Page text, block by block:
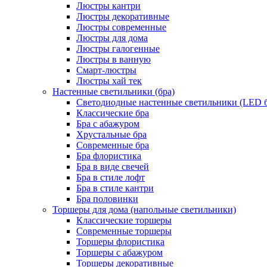
Люстры кантри
Люстры декоративные
Люстры современные
Люстры для дома
Люстры галогенные
Люстры в ванную
Смарт-люстры
Люстры хай тек
Настенные светильники (бра)
Светодиодные настенные светильники (LED
Классические бра
Бра с абажуром
Хрустальные бра
Современные бра
Бра флористика
Бра в виде свечей
Бра в стиле лофт
Бра в стиле кантри
Бра половинки
Торшеры для дома (напольные светильники)
Классические торшеры
Современные торшеры
Торшеры флористика
Торшеры с абажуром
Торшеры декоративные